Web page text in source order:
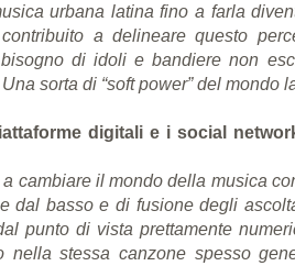
urbana latina fino a farla
a delineare questo
di idoli e bandiere non
sorta di “soft power” del mondo
digitali e i social
cambiare il mondo della musica
dal basso e di fusione degli
punto di vista prettamente
stessa canzone spesso